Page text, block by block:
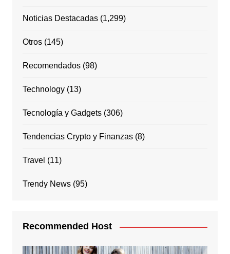
Noticias Destacadas(1,299)
Otros(145)
Recomendados(98)
Technology(13)
Tecnología y Gadgets(306)
Tendencias Crypto y Finanzas(8)
Travel (11)
Trendy News(95)
Recommended Host